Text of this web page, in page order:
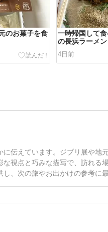
のお菓子を食
一時帰国して
の長浜ラーメン
4日前
伝えています。ジブリ展や地
視点と巧みな描写で、訪れる
、次の旅やお出かけの参考に最